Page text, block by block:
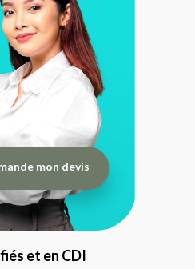
mon devis
et en CDI